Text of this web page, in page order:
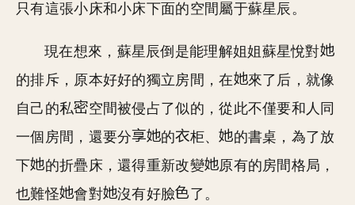
只有這張小床和小床下面的空間屬于蘇星辰。
現在想來，蘇星辰倒是能理解姐姐蘇星悅對
的排斥，原本好好的獨立房間，在
來了后，就像
自己的私
空間被侵占了似的，從此不僅要和人同
一個房間，還要分
的 柜、
的書桌，為了放
下
的折疊床，還得重新改變
原有的房間格局，
也難怪
會對 沒有好臉 了。